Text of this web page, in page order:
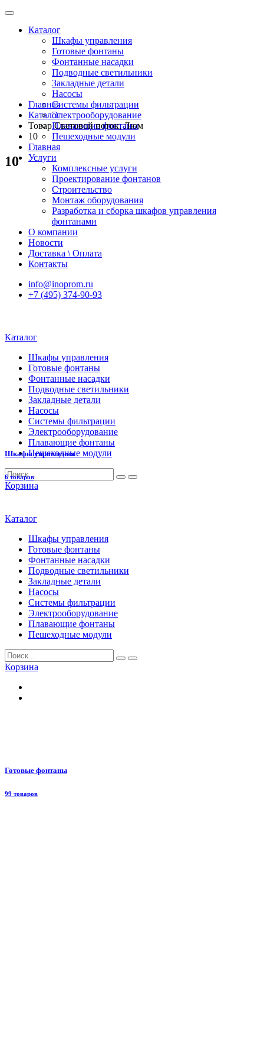
Каталог
Шкафы управления
Готовые фонтаны
Фонтанные насадки
Подводные светильники
Закладные детали
Насосы
Системы фильтрации
Электрооборудование
Плавающие фонтаны
Пешеходные модули
Главная
Услуги
Комплексные услуги
Проектирование фонтанов
Строительство
Монтаж оборудования
Разработка и сборка шкафов управления
фонтанами
О компании
Новости
Доставка \ Оплата
Контакты
info@inoprom.ru
+7 (495) 374-90-93
Каталог
Шкафы управления
Готовые фонтаны
Фонтанные насадки
Подводные светильники
Закладные детали
Насосы
Системы фильтрации
Электрооборудование
Плавающие фонтаны
Пешеходные модули
Корзина
Каталог
Шкафы управления
Готовые фонтаны
Фонтанные насадки
Подводные светильники
Закладные детали
Насосы
Системы фильтрации
Электрооборудование
Плавающие фонтаны
Пешеходные модули
Корзина
Главная
Каталог
Товар Световой поток, Люм
10
10
Шкафы управления
6 товаров
Готовые фонтаны
99 товаров